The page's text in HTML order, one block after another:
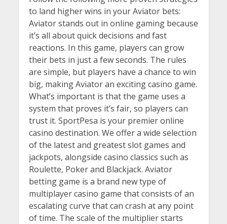
to land higher wins in your Aviator bets:
Aviator stands out in online gaming because
it’s all about quick decisions and fast
reactions. In this game, players can grow
their bets in just a few seconds. The rules
are simple, but players have a chance to win
big, making Aviator an exciting casino game.
What’s important is that the game uses a
system that proves it’s fair, so players can
trust it. SportPesa is your premier online
casino destination. We offer a wide selection
of the latest and greatest slot games and
jackpots, alongside casino classics such as
Roulette, Poker and Blackjack. Aviator
betting game is a brand new type of
multiplayer casino game that consists of an
escalating curve that can crash at any point
of time. The scale of the multiplier starts